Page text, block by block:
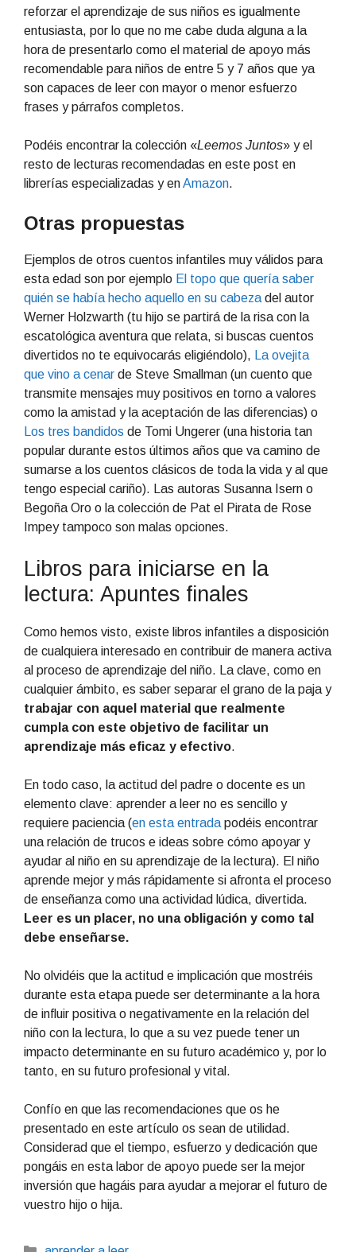
reforzar el aprendizaje de sus niños es igualmente
entusiasta, por lo que no me cabe duda alguna a la
hora de presentarlo como el material de apoyo más
recomendable para niños de entre 5 y 7 años que ya
son capaces de leer con mayor o menor esfuerzo
frases y párrafos completos.
Podéis encontrar la colección «Leemos Juntos» y el
resto de lecturas recomendadas en este post en
librerías especializadas y enAmazon.
Otras propuestas
Ejemplos de otros cuentos infantiles muy válidos para
esta edad son por ejemplo El topo que quería saber
quién se había hecho aquello en su cabeza del autor
Werner Holzwarth (tu hijo se partirá de la risa con la
escatológica aventura que relata, si buscas cuentos
divertidos no te equivocarás eligiéndolo),
La ovejita
que vino a cenar de Steve Smallman (un cuento que
transmite mensajes muy positivos en torno a valores
como la amistad y la aceptación de las diferencias) o
Los tres bandidos de Tomi Ungerer (una historia tan
popular durante estos últimos años que va camino de
sumarse a los cuentos clásicos de toda la vida y al que
tengo especial cariño). Las autoras Susanna Isern o
Begoña Oro o la colección de Pat el Pirata de Rose
Impey tampoco son malas opciones.
Libros para iniciarse en la
lectura: Apuntes finales
Como hemos visto, existe libros infantiles a disposición
de cualquiera interesado en contribuir de manera activa
al proceso de aprendizaje del niño. La clave, como en
cualquier ámbito, es saber separar el grano de la paja y
trabajar con aquel material que realmente
cumpla con este objetivo de facilitar un
aprendizaje más eficaz y efectivo.
En todo caso, la actitud del padre o docente es un
elemento clave: aprender a leer no es sencillo y
requiere paciencia (en esta entrada podéis encontrar
una relación de trucos e ideas sobre cómo apoyar y
ayudar al niño en su aprendizaje de la lectura). El niño
aprende mejor y más rápidamente si afronta el proceso
de enseñanza como una actividad lúdica, divertida.
Leer es un placer, no una obligación y como tal
debe enseñarse.
No olvidéis que la actitud e implicación que mostréis
durante esta etapa puede ser determinante a la hora
de influir positiva o negativamente en la relación del
niño con la lectura, lo que a su vez puede tener un
impacto determinante en su futuro académico y, por lo
tanto, en su futuro profesional y vital.
Confío en que las recomendaciones que os he
presentado en este artículo os sean de utilidad.
Considerad que el tiempo, esfuerzo y dedicación que
pongáis en esta labor de apoyo puede ser la mejor
inversión que hagáis para ayudar a mejorar el futuro de
vuestro hijo o hija.
Categorías